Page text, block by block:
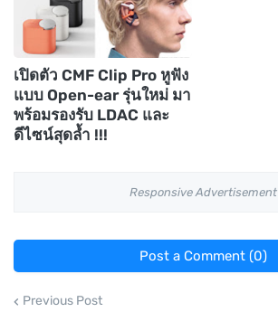
เปิดตัว CMF Clip Pro หูฟัง
แบบ Open-ear รุ่นใหม่ มา
พร้อมรองรับ LDAC และ
ดีไซน์สุดล้ำ !!!
Responsive Advertisement
Post a Comment (0)
Previous Post